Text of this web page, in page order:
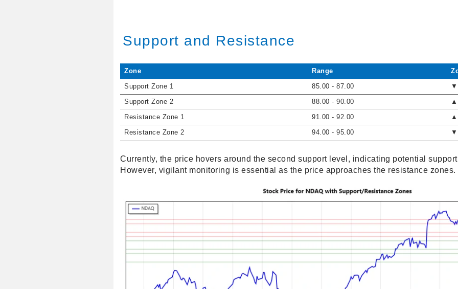
Support and Resistance
Zone Range
Support Zone 1 85.00 - 87.00 ▼
Support Zone 2 88.00 - 90.00 ▲
Resistance Zone 1 91.00 - 92.00 ▲
Resistance Zone 2 94.00 - 95.00 ▼
Currently, the price hovers around the second support level, indicating potential
However, vigilant monitoring is essential as the price approaches the resistance zones.